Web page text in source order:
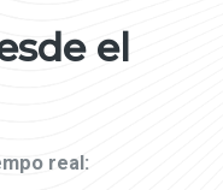
el
real: